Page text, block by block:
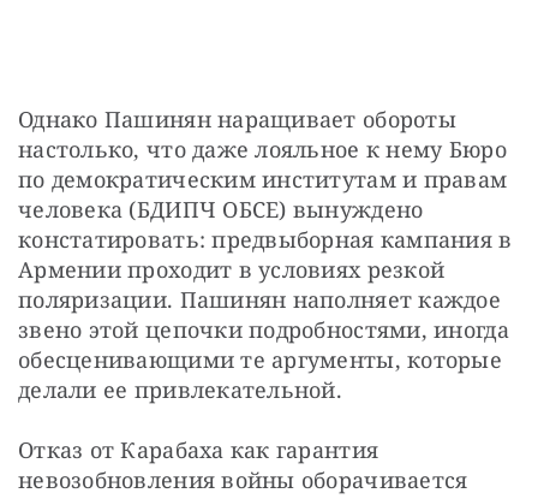
Однако Пашинян наращивает обороты
настолько, что даже лояльное к нему Бюро
по демократическим институтам и правам
человека (БДИПЧ ОБСЕ) вынуждено
констатировать: предвыборная кампания в
Армении проходит в условиях резкой
поляризации. Пашинян наполняет каждое
звено этой цепочки подробностями, иногда
обесценивающими те аргументы, которые
делали ее привлекательной.
Отказ от Карабаха как гарантия
невозобновления войны оборачивается